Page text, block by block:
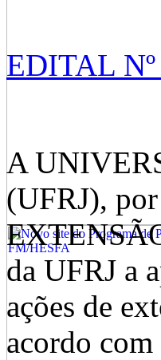
EDITAL
A
(UFRJ),
da UFRJ a
ações de
acordo